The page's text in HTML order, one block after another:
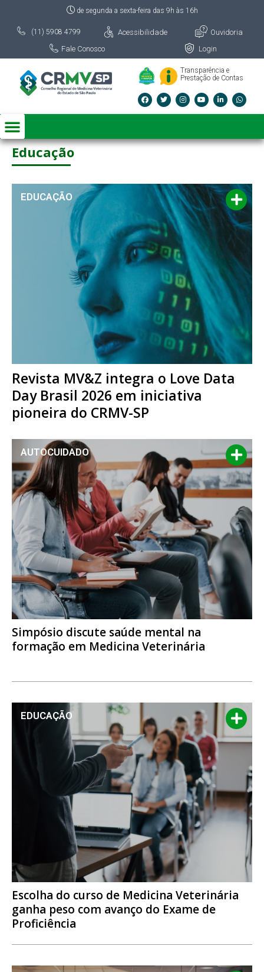
de segunda a sexta-feira das 9h às 16h
(11) 5908 4799 Acessibilidade
Ouvidoria
Fale Conosco
Login
Transparência e
Prestação de Contas
Educação
EDUCAÇÃO
Revista MV&Z integra o Love Data
Day Brasil 2026 em iniciativa
pioneira do CRMV-SP
AUTOCUIDADO
Simpósio discute saúde mental na
formação em Medicina Veterinária
EDUCAÇÃO
Escolha do curso de Medicina Veterinária
ganha peso com avanço do Exame de
Proficiência